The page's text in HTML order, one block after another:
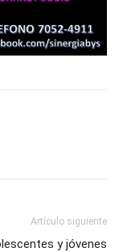
Artículo siguiente
y jóvenes